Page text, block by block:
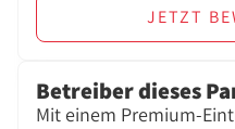
JETZT
Betreiber dieses
Mit einem Premium-